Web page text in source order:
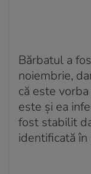
Bărbatul a
noiembrie,
că este
este și ea
fost stabilit
identificată